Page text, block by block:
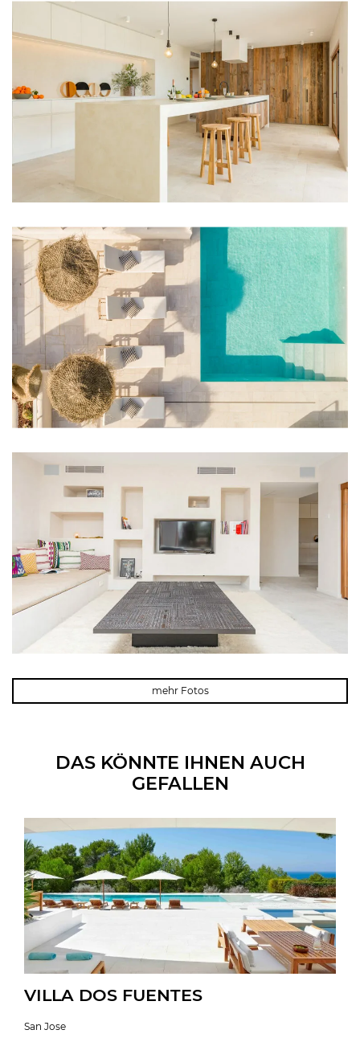
mehr Fotos
DAS KÖNNTE IHNEN AUCH
GEFALLEN
VILLA DOS FUENTES
San Jose